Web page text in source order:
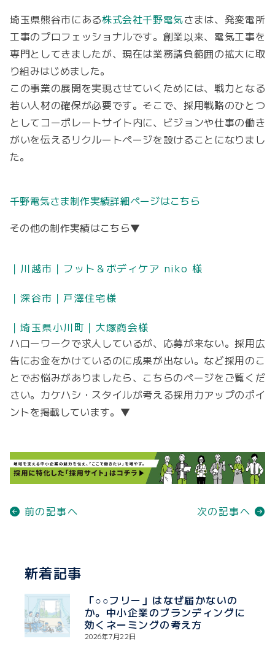
埼玉県熊谷市にある株式会社千野電気さまは、発変電所
工事のプロフェッショナルです。創業以来、電気工事を
専門としてきましたが、現在は業務請負範囲の拡大に取
り組みはじめました。
この事業の展開を実現させていくためには、戦力となる
若い人材の確保が必要です。そこで、採用戦略のひとつ
としてコーポレートサイト内に、ビジョンや仕事の働き
がいを伝えるリクルートページを設けることになりまし
た。
千野電気さま制作実績詳細ページはこちら
その他の制作実績はこちら▼
｜川越市｜フット＆ボディケア niko 様
｜深谷市｜戸澤住宅様
｜埼玉県小川町｜大塚商会様
ハローワークで求人しているが、応募が来ない。採用広
告にお金をかけているのに成果が出ない。など採用のこ
とでお悩みがありましたら、こちらのページをご覧くだ
さい。カケハシ・スタイルが考える採用力アップのポイ
ントを掲載しています。▼
前の記事へ 次の記事へ
新着記事
「○○フリー」はなぜ届かないの
か。中小企業のブランディングに
効くネーミングの考え方
2026年7月22日